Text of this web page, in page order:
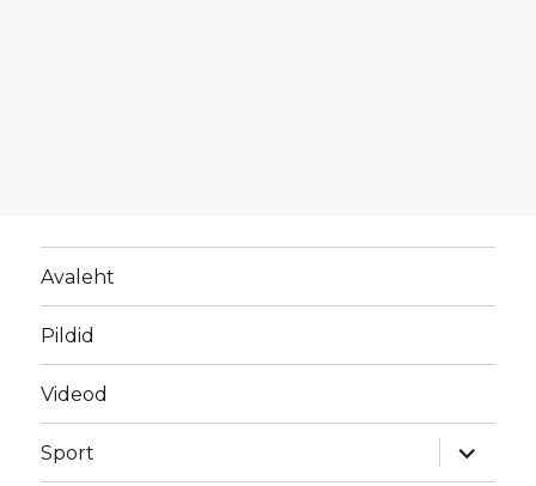
Avaleht
Pildid
Videod
Sport
laienda